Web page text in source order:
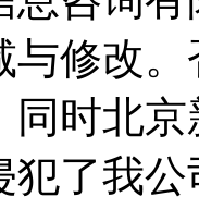
与修改
同时北
犯了我